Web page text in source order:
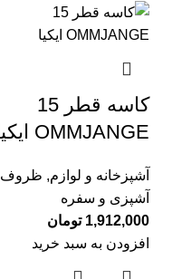
کاسه قطر 15
OMMJANGE ایکیا
آشپزخانه و لوازم, ظروف
آشپزی و سفره
1,912,000 تومان
افزودن به سبد خرید